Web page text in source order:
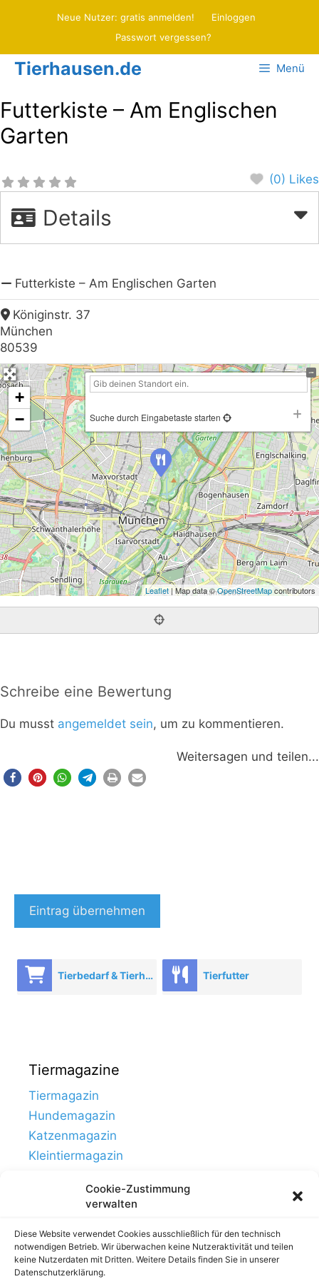
Cookie-Zustimmung
verwalten
Diese Website verwendet Cookies ausschließlich für den technisch
notwendigen Betrieb. Wir überwachen keine Nutzeraktivität und teilen
keine Nutzerdaten mit Dritten. Weitere Details finden Sie in unserer
Datenschutzerklärung.
Neue Nutzer: gratis anmelden!
Einloggen
Passwort vergessen?
Tierhausen.de Menü
Futterkiste – Am Englischen
Garten
(0) Likes
Details
Futterkiste – Am Englischen Garten
Königinstr. 37
München
80539
+
−
Suche durch Eingabetaste starten
Leaflet| Map data ©OpenStreetMapcontributors
Schreibe eine Bewertung
Du musst angemeldet sein, um zu kommentieren.
Weitersagen und teilen...
Eintrag übernehmen
Tierbedarf & Tierhandel Tierfutter
Tiermagazine
Tiermagazin
Hundemagazin
Katzenmagazin
Kleintiermagazin